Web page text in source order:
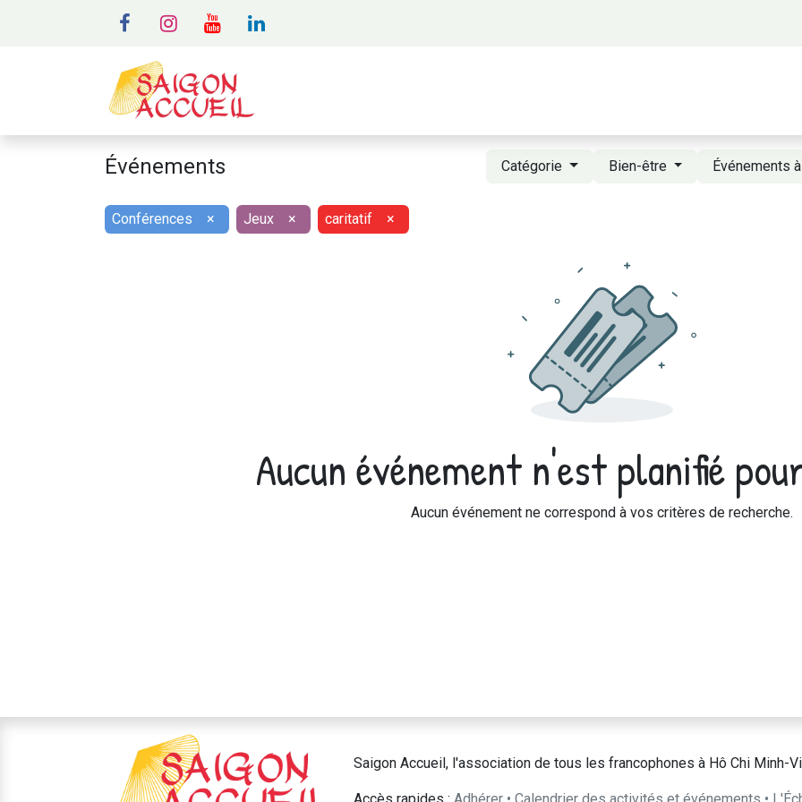
Événements Catégorie Bien-être Événements
Conférences × Jeux × caritatif ×
Aucun événement n'est planifié
Aucun événement ne correspond à vos critères de recherche.
Saigon Accueil, l'association de tous les francophones à Hô Chi Minh-